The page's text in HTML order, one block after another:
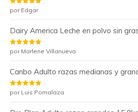
Valorado
con
de 5
por Edgar
Dairy America Leche en polvo sin
Valorado
con
por Marlene Villanueva
Canbo Adulto razas medianas y
Valorado
con
por Luis Pomalaza